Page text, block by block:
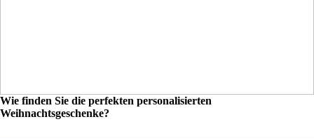
Wie finden Sie die perfekten personalisierten
Weihnachtsgeschenke?